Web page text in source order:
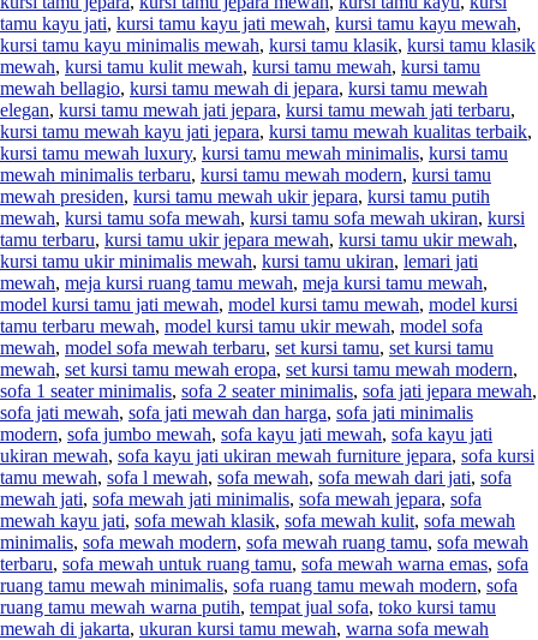
tamu kayu jati, kursi tamu kayu jati mewah, kursi tamu kayu mewah,
kursi tamu kayu minimalis mewah, kursi tamu klasik, kursi tamu klasik
mewah, kursi tamu kulit mewah, kursi tamu mewah, kursi tamu
mewah bellagio, kursi tamu mewah di jepara, kursi tamu mewah
elegan, kursi tamu mewah jati jepara, kursi tamu mewah jati terbaru,
kursi tamu mewah kayu jati jepara, kursi tamu mewah kualitas terbaik,
kursi tamu mewah luxury, kursi tamu mewah minimalis, kursi tamu
mewah minimalis terbaru, kursi tamu mewah modern, kursi tamu
mewah presiden, kursi tamu mewah ukir jepara, kursi tamu putih
mewah, kursi tamu sofa mewah, kursi tamu sofa mewah ukiran, kursi
tamu terbaru, kursi tamu ukir jepara mewah, kursi tamu ukir mewah,
kursi tamu ukir minimalis mewah, kursi tamu ukiran, lemari jati
mewah, meja kursi ruang tamu mewah, meja kursi tamu mewah,
model kursi tamu jati mewah, model kursi tamu mewah, model kursi
tamu terbaru mewah, model kursi tamu ukir mewah, model sofa
mewah, model sofa mewah terbaru, set kursi tamu, set kursi tamu
mewah, set kursi tamu mewah eropa, set kursi tamu mewah modern,
sofa 1 seater minimalis, sofa 2 seater minimalis, sofa jati jepara mewah,
sofa jati mewah, sofa jati mewah dan harga, sofa jati minimalis
modern, sofa jumbo mewah, sofa kayu jati mewah, sofa kayu jati
ukiran mewah, sofa kayu jati ukiran mewah furniture jepara, sofa kursi
tamu mewah, sofa l mewah, sofa mewah, sofa mewah dari jati, sofa
mewah jati, sofa mewah jati minimalis, sofa mewah jepara, sofa
mewah kayu jati, sofa mewah klasik, sofa mewah kulit, sofa mewah
minimalis, sofa mewah modern, sofa mewah ruang tamu, sofa mewah
terbaru, sofa mewah untuk ruang tamu, sofa mewah warna emas, sofa
ruang tamu mewah minimalis, sofa ruang tamu mewah modern, sofa
ruang tamu mewah warna putih, tempat jual sofa, toko kursi tamu
mewah di jakarta, ukuran kursi tamu mewah, warna sofa mewah